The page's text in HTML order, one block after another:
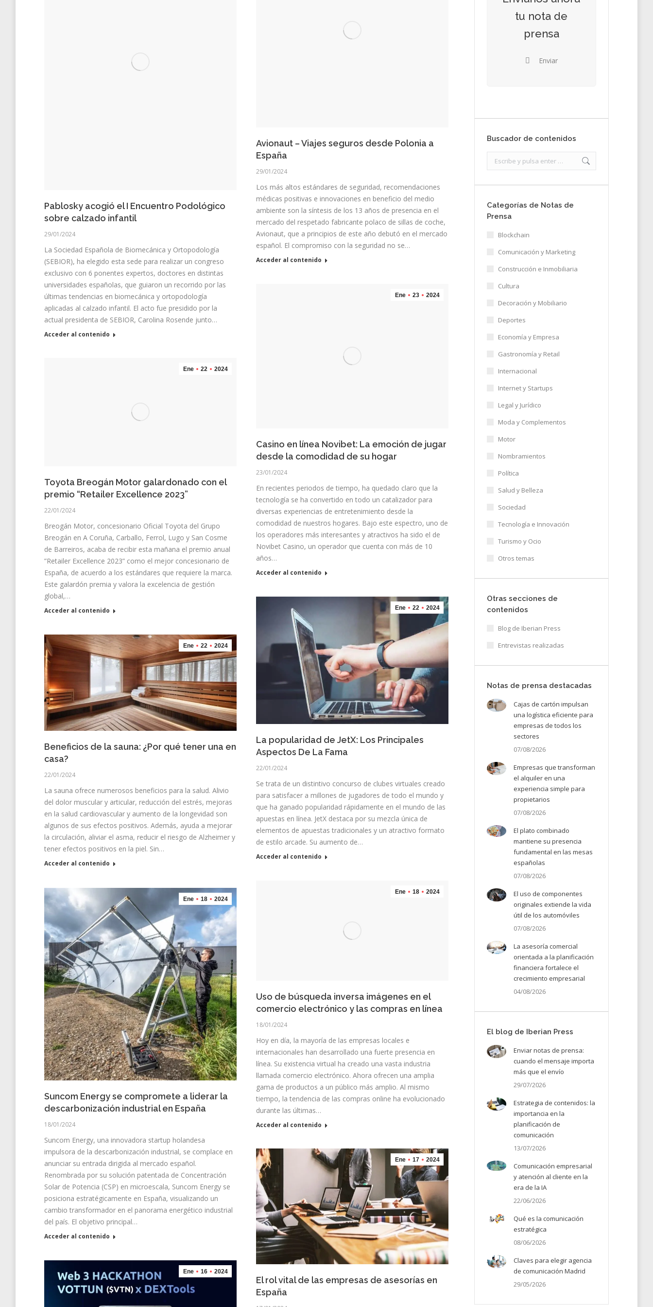
Pablosky acogió el I Encuentro Podológico
sobre calzado infantil
29/01/2024
La Sociedad Española de Biomecánica y Ortopodología
(SEBIOR), ha elegido esta sede para realizar un congreso
exclusivo con 6 ponentes expertos, doctores en distintas
universidades españolas, que guiaron un recorrido por las
últimas tendencias en biomecánica y ortopodología
aplicadas al calzado infantil. El acto fue presidido por la
actual presidenta de SEBIOR, Carolina Rosende junto…
Acceder al contenido
Avionaut – Viajes seguros desde Polonia a
España
29/01/2024
Los más altos estándares de seguridad, recomendaciones
médicas positivas e innovaciones en beneficio del medio
ambiente son la síntesis de los 13 años de presencia en el
mercado del respetado fabricante polaco de sillas de coche,
Avionaut, que a principios de este año debutó en el mercado
español. El compromiso con la seguridad no se…
Acceder al contenido
Ene 23 2024
Casino en línea Novibet: La emoción de jugar
desde la comodidad de su hogar
23/01/2024
En recientes periodos de tiempo, ha quedado claro que la
tecnología se ha convertido en todo un catalizador para
diversas experiencias de entretenimiento desde la
comodidad de nuestros hogares. Bajo este espectro, uno de
los operadores más interesantes y atractivos ha sido el de
Novibet Casino, un operador que cuenta con más de 10
años…
Acceder al contenido
Ene 22 2024
Toyota Breogán Motor galardonado con el
premio “Retailer Excellence 2023”
22/01/2024
Breogán Motor, concesionario Oficial Toyota del Grupo
Breogán en A Coruña, Carballo, Ferrol, Lugo y San Cosme
de Barreiros, acaba de recibir esta mañana el premio anual
”Retailer Excellence 2023” como el mejor concesionario de
España, de acuerdo a los estándares que requiere la marca.
Este galardón premia y valora la excelencia de gestión
global,…
Acceder al contenido Ene 22 2024
La popularidad de JetX: Los Principales
Aspectos De La Fama
22/01/2024
Se trata de un distintivo concurso de clubes virtuales creado
para satisfacer a millones de jugadores de todo el mundo y
que ha ganado popularidad rápidamente en el mundo de las
apuestas en línea. JetX destaca por su mezcla única de
elementos de apuestas tradicionales y un atractivo formato
de estilo arcade. Su aumento de…
Acceder al contenido
Ene 22 2024
Beneficios de la sauna: ¿Por qué tener una en
casa?
22/01/2024
La sauna ofrece numerosos beneficios para la salud. Alivio
del dolor muscular y articular, reducción del estrés, mejoras
en la salud cardiovascular y aumento de la longevidad son
algunos de sus efectos positivos. Además, ayuda a mejorar
la circulación, aliviar el asma, reducir el riesgo de Alzheimer y
tener efectos positivos en la piel. Sin…
Acceder al contenido
Ene 18 2024
Uso de búsqueda inversa imágenes en el
comercio electrónico y las compras en línea
18/01/2024
Hoy en día, la mayoría de las empresas locales e
internacionales han desarrollado una fuerte presencia en
línea. Su existencia virtual ha creado una vasta industria
llamada comercio electrónico. Ahora ofrecen una amplia
gama de productos a un público más amplio. Al mismo
tiempo, la tendencia de las compras online ha evolucionado
durante las últimas…
Acceder al contenido
Ene 18 2024
Suncom Energy se compromete a liderar la
descarbonización industrial en España
18/01/2024
Suncom Energy, una innovadora startup holandesa
impulsora de la descarbonización industrial, se complace en
anunciar su entrada dirigida al mercado español.
Renombrada por su solución patentada de Concentración
Solar de Potencia (CSP) en microescala, Suncom Energy se
posiciona estratégicamente en España, visualizando un
cambio transformador en el panorama energético industrial
del país. El objetivo principal…
Acceder al contenido
Ene 17 2024
El rol vital de las empresas de asesorías en
España
Ene 16 2024
tu nota de
prensa
Enviar
Buscador de contenidos
Categorías de Notas de
Prensa
Blockchain
Comunicación y Marketing
Construcción e Inmobiliaria
Cultura
Decoración y Mobiliario
Deportes
Economía y Empresa
Gastronomía y Retail
Internacional
Internet y Startups
Legal y Jurídico
Moda y Complementos
Motor
Nombramientos
Política
Salud y Belleza
Sociedad
Tecnología e Innovación
Turismo y Ocio
Otros temas
Otras secciones de
contenidos
Blog de Iberian Press
Entrevistas realizadas
Notas de prensa destacadas
Cajas de cartón impulsan
una logística eficiente para
empresas de todos los
sectores
07/08/2026
Empresas que transforman
el alquiler en una
experiencia simple para
propietarios
07/08/2026
El plato combinado
mantiene su presencia
fundamental en las mesas
españolas
07/08/2026
El uso de componentes
originales extiende la vida
útil de los automóviles
07/08/2026
La asesoría comercial
orientada a la planificación
financiera fortalece el
crecimiento empresarial
04/08/2026
El blog de Iberian Press
Enviar notas de prensa:
cuando el mensaje importa
más que el envío
29/07/2026
Estrategia de contenidos: la
importancia en la
planificación de
comunicación
13/07/2026
Comunicación empresarial
y atención al cliente en la
era de la IA
22/06/2026
Qué es la comunicación
estratégica
08/06/2026
Claves para elegir agencia
de comunicación Madrid
29/05/2026